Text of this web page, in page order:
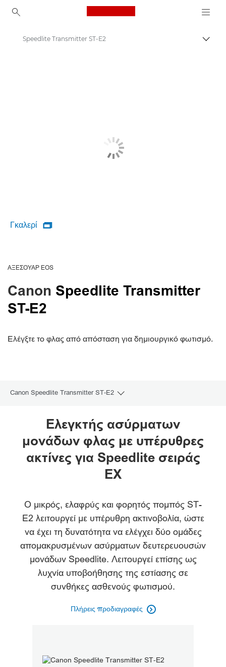
Canon Logo, back to
Speedlite Transmitter ST-E2
Γκαλερί 
ΑΞΕΣΟΥΆΡ EOS
Canon Speedlite Transmitter
ST-E2
Ελέγξτε το φλας από απόσταση για δημιουργικό φωτισμό.
Canon Speedlite Transmitter ST-E2
Toggle breadcrumbs
Επισκόπηση
Προδιαγραφές
Ελεγκτής ασύρματων
μονάδων φλας με υπέρυθρες
ακτίνες για Speedlite σειράς
EX
Ο μικρός, ελαφρύς και φορητός πομπός ST-
E2 λειτουργεί με υπέρυθρη ακτινοβολία, ώστε
να έχει τη δυνατότητα να ελέγχει δύο ομάδες
απομακρυσμένων ασύρματων δευτερευουσών
μονάδων Speedlite. Λειτουργεί επίσης ως
λυχνία υποβοήθησης της εστίασης σε
συνθήκες ασθενούς φωτισμού.
Πλήρεις προδιαγραφές 